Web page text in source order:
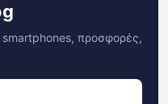
προσφορές,